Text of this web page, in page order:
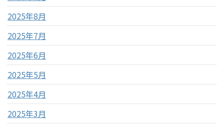
2025年8月
2025年7月
2025年6月
2025年5月
2025年4月
2025年3月